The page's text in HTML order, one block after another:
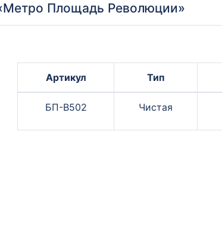
Площадь Революции»
Артикул Тип
БП-В502 Чистая